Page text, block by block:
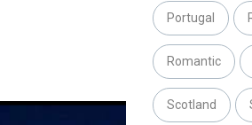
Portugal
Romantic
Scotland